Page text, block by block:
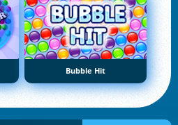
Bubble Hit